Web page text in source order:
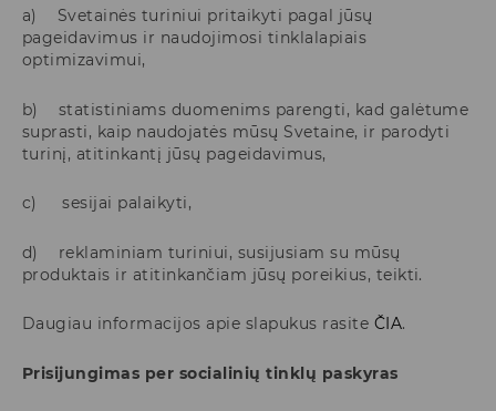
a) Svetainės turiniui pritaikyti pagal jūsų
pageidavimus ir naudojimosi tinklalapiais
optimizavimui,
b) statistiniams duomenims parengti, kad galėtume
suprasti, kaip naudojatės mūsų Svetaine, ir parodyti
turinį, atitinkantį jūsų pageidavimus,
c) sesijai palaikyti,
d) reklaminiam turiniui, susijusiam su mūsų
produktais ir atitinkančiam jūsų poreikius, teikti.
Daugiau informacijos apie slapukus rasite ČIA.
Prisijungimas per socialinių tinklų paskyras